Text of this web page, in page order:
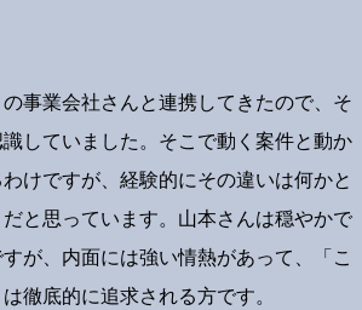
事業会社さんと連携してきたので、そ
していました。そこで動く案件と動か
けですが、経験的にその違いは何かと
と思っています。山本さんは穏やかで
が、内面には強い情熱があって、「こ
徹底的に追求される方です。